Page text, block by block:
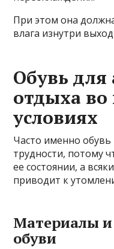
При этом она
влага изнутри
Обувь для
отдыха
условиях
Часто именно
трудности, потому
ее состоянии, а
приводит к
Материалы
обуви